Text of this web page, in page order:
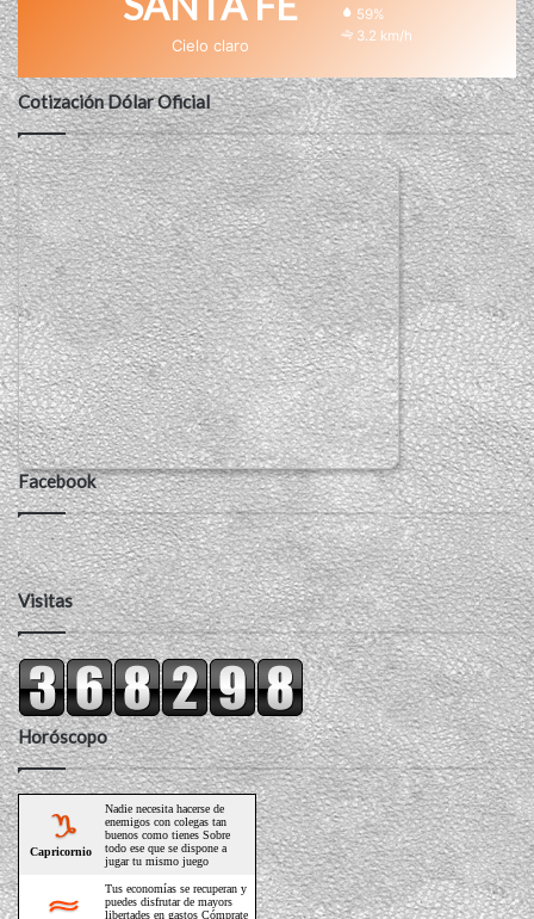
Cielo claro
59%
3.2 km/h
Cotización Dólar Oficial
Facebook
Visitas
Horóscopo